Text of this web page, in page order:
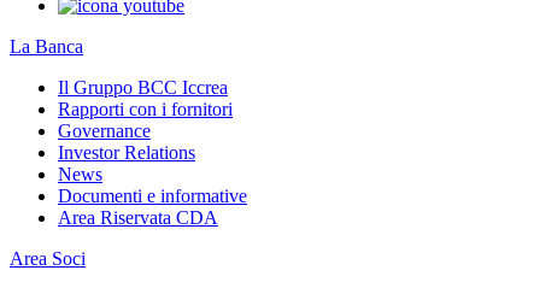
La Banca
Il Gruppo BCC Iccrea
Rapporti con i fornitori
Governance
Investor Relations
News
Documenti e informative
Area Riservata CDA
Area Soci